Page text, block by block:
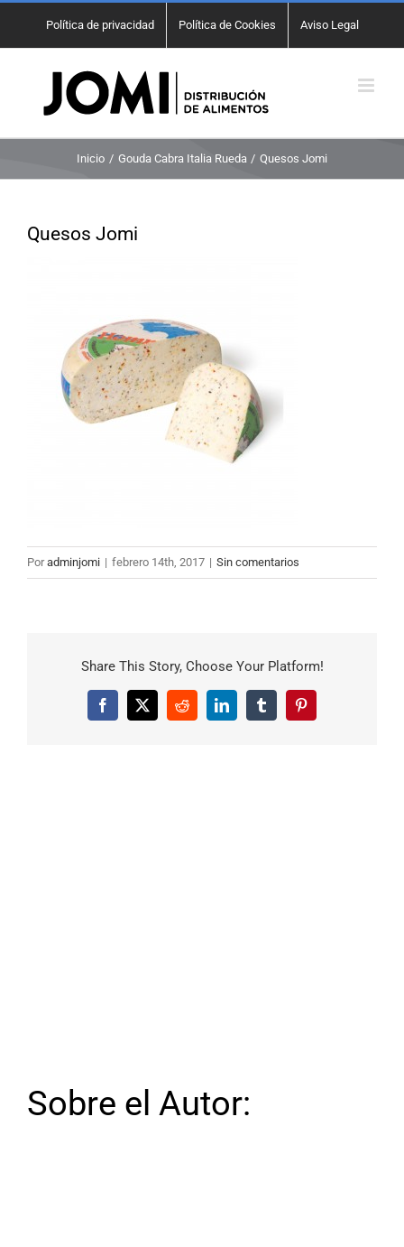
Política de privacidad Política de Cookies Aviso Legal
Inicio Gouda Cabra Italia Rueda Quesos Jomi
Quesos Jomi
Poradminjomi | febrero 14th, 2017 | Sin comentarios
Share This Story, Choose Your Platform!
Facebook
X RedditLinkedInTumblrPinterest
Sobre el Autor: